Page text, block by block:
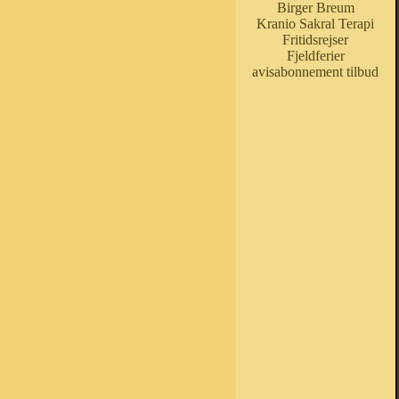
Birger Breum
Kranio Sakral Terapi
Fritidsrejser
Fjeldferier
avisabonnement tilbud